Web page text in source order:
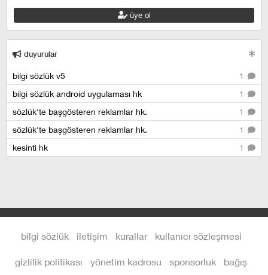
üye ol
duyurular
1
bilgi sözlük v5
1
bilgi sözlük android uygulaması hk
1
sözlük'te başgösteren reklamlar hk.
1
sözlük'te başgösteren reklamlar hk.
1
kesinti hk
bilgi sözlük iletişim kurallar kullanıcı sözleşmesi
gizlilik politikası yönetim kadrosu sponsorluk bağış